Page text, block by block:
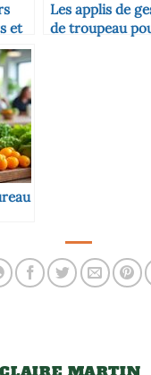
et
bio
Les applis de
de troupeau
CLAIRE MARTIN